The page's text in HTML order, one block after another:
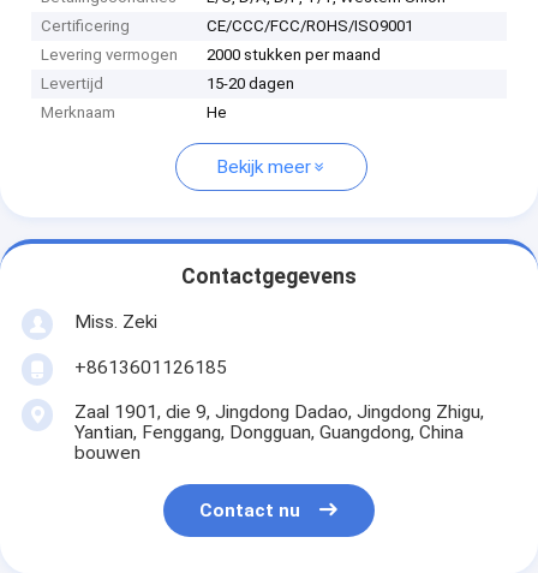
Certificering
CE/CCC/FCC/ROHS/ISO9001
Levering vermogen
2000 stukken per maand
Levertijd
15-20 dagen
Merknaam
He
Bekijk meer
Contactgegevens
Miss. Zeki
+8613601126185
Zaal 1901, die 9, Jingdong Dadao, Jingdong Zhigu,
Yantian, Fenggang, Dongguan, Guangdong, China
bouwen
Contact nu